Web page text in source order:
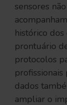
sensores
histórico
prontuário
protocolos
dados
ampliar o